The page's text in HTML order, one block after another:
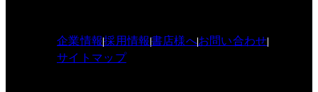
企業情報採用情報書店様へお問い合わせ
サイトマップ